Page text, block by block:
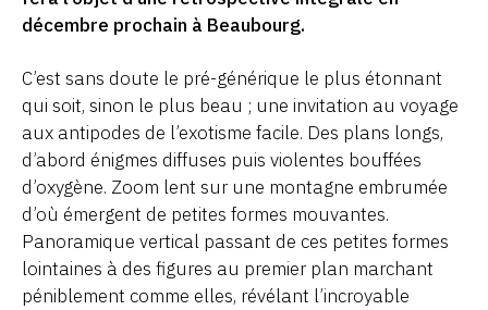
décembre prochain à Beaubourg.
C’est sans doute le pré-générique le plus étonnant
qui soit, sinon le plus beau ; une invitation au voyage
aux antipodes de l’exotisme facile. Des plans longs,
d’abord énigmes diffuses puis violentes bouffées
d’oxygène. Zoom lent sur une montagne embrumée
d’où émergent de petites formes mouvantes.
Panoramique vertical passant de ces petites formes
lointaines à des figures au premier plan marchant
péniblement comme elles, révélant l’incroyable